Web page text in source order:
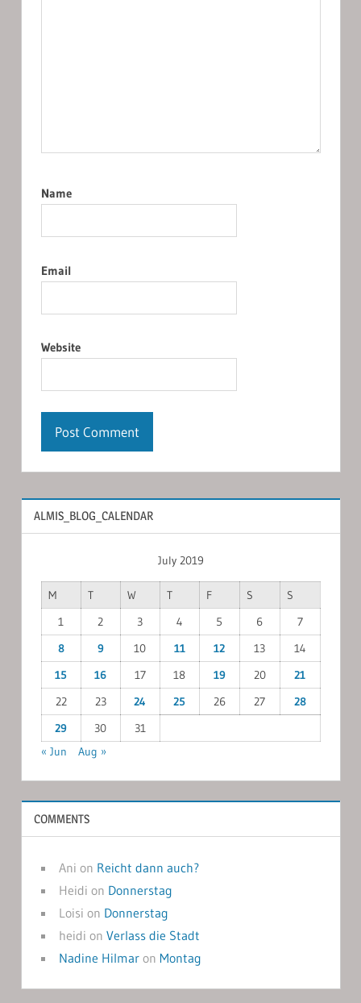
Name
Email
Website
ALMIS_BLOG_CALENDAR
July 2019
M T W T F S
S
1
2 3 4 5 6
7
8
9 10 11 12 13
14
15
16 17 18 19 20
21
22
23 24 25 26 27
28
29
30
31
« Jun
Aug »
COMMENTS
Ani on Reicht dann auch?
Heidi on Donnerstag
Loisi on Donnerstag
heidi on Verlass die Stadt
Nadine Hilmaron Montag